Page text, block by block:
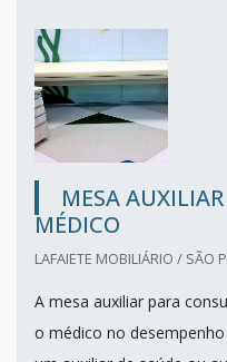
MESA
MÉDICO
LAFAIETE MOBILIÁRIO / SÃO
A mesa auxiliar para
o médico no